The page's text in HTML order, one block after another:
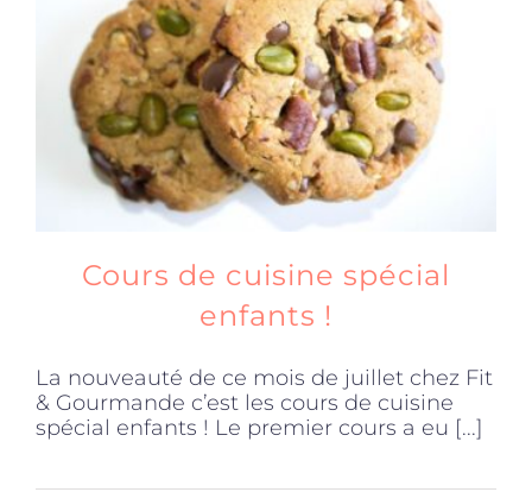
Produits sains
Click and collect
Accessoires
Cours de cuisine spécial
enfants !
La nouveauté de ce mois de juillet chez Fit
& Gourmande c’est les cours de cuisine
spécial enfants ! Le premier cours a eu [...]